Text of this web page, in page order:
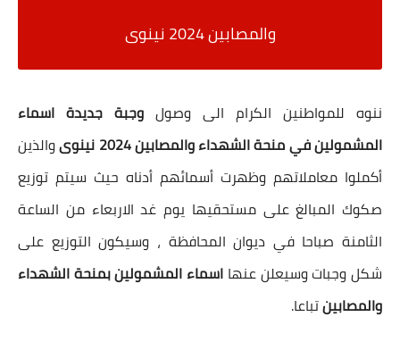
والمصابين 2024 نينوى
ننوه للمواطنين الكرام الى وصول وجبة جديدة اسماء
المشمولين في منحة الشهداء والمصابين 2024 نينوى
والذين
أكملوا معاملاتهم وظهرت أسمائهم أدناه حيث سيتم توزيع
صكوك المبالغ على مستحقيها يوم غد الاربعاء من الساعة
الثامنة صباحا في ديوان المحافظة ، وسيكون التوزيع على
شكل وجبات وسيعلن عنها اسماء المشمولين بمنحة الشهداء
والمصابينتباعا.